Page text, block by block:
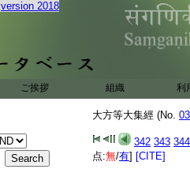
version 2018
ご挨拶 組織 利
大方等大集經 (No.
342 343 344
点:無/有] [CITE]
樂事悉令休息。何
常修慈心與善相應
言。善哉善哉。善
受養育我所修習諸
爾時佛告樂勝提頭
四天下閻浮提中東
以故。此閻浮提諸
持。過去諸佛已曾
亦復如是。并及汝
切眷屬。應令敬信
樂種種行。彼或乘